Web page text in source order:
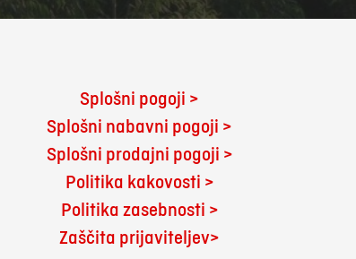
Splošni pogoji >
Splošni nabavni pogoji >
Splošni prodajni pogoji >
Politika kakovosti >
Politika zasebnosti >
Zaščita prijaviteljev>